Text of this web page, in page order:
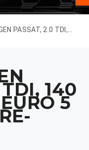
PASSAT, 2.0 TDI,...
140
5